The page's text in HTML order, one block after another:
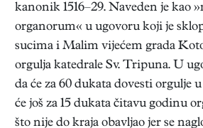
kanonik 1516–29. Naveden je kao
organorum« u ugovoru koji je
sucima i Malim vijećem grada
orgulja katedrale Sv. Tripuna. U
da će za 60 dukata dovesti orgulje
će još za 15 dukata čitavu godinu
što nije do kraja obavljao jer se